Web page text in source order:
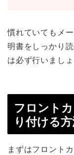
慣れていてもメ
明書をしっかり
は必ず行いましょ
フロント
り付ける
まずはフロント